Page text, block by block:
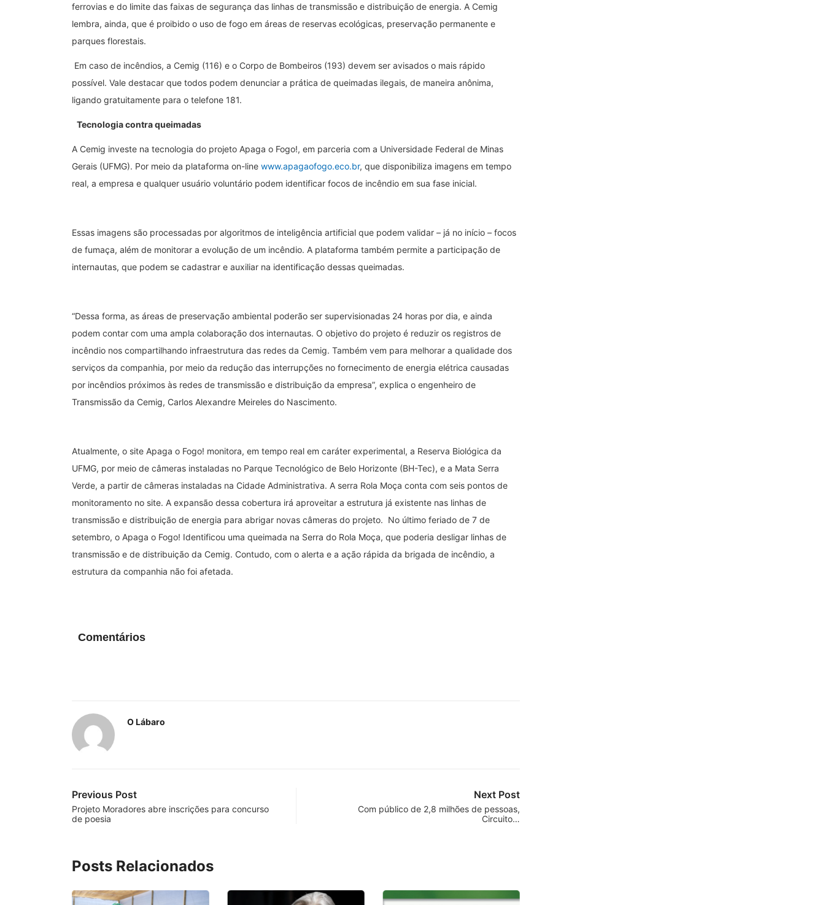
ferrovias e do limite das faixas de segurança das linhas de transmissão e distribuição de energia. A Cemig
lembra, ainda, que é proibido o uso de fogo em áreas de reservas ecológicas, preservação permanente e
parques florestais.
Em caso de incêndios, a Cemig (116) e o Corpo de Bombeiros (193) devem ser avisados o mais rápido
possível. Vale destacar que todos podem denunciar a prática de queimadas ilegais, de maneira anônima,
ligando gratuitamente para o telefone 181.
Tecnologia contra queimadas
A Cemig investe na tecnologia do projeto Apaga o Fogo!, em parceria com a Universidade Federal de Minas
Gerais (UFMG). Por meio da plataforma on-line www.apagaofogo.eco.br, que disponibiliza imagens em tempo
real, a empresa e qualquer usuário voluntário podem identificar focos de incêndio em sua fase inicial.
Essas imagens são processadas por algoritmos de inteligência artificial que podem validar – já no início – focos
de fumaça, além de monitorar a evolução de um incêndio. A plataforma também permite a participação de
internautas, que podem se cadastrar e auxiliar na identificação dessas queimadas.
“Dessa forma, as áreas de preservação ambiental poderão ser supervisionadas 24 horas por dia, e ainda
podem contar com uma ampla colaboração dos internautas. O objetivo do projeto é reduzir os registros de
incêndio nos compartilhando infraestrutura das redes da Cemig. Também vem para melhorar a qualidade dos
serviços da companhia, por meio da redução das interrupções no fornecimento de energia elétrica causadas
por incêndios próximos às redes de transmissão e distribuição da empresa”, explica o engenheiro de
Transmissão da Cemig, Carlos Alexandre Meireles do Nascimento.
Atualmente, o site Apaga o Fogo! monitora, em tempo real em caráter experimental, a Reserva Biológica da
UFMG, por meio de câmeras instaladas no Parque Tecnológico de Belo Horizonte (BH-Tec), e a Mata Serra
Verde, a partir de câmeras instaladas na Cidade Administrativa. A serra Rola Moça conta com seis pontos de
monitoramento no site. A expansão dessa cobertura irá aproveitar a estrutura já existente nas linhas de
transmissão e distribuição de energia para abrigar novas câmeras do projeto. No último feriado de 7 de
setembro, o Apaga o Fogo! Identificou uma queimada na Serra do Rola Moça, que poderia desligar linhas de
transmissão e de distribuição da Cemig. Contudo, com o alerta e a ação rápida da brigada de incêndio, a
estrutura da companhia não foi afetada.
Comentários
O Lábaro
Previous Post
Projeto Moradores abre inscrições para concurso
de poesia
Next Post
Com público de 2,8 milhões de pessoas,
Circuito…
Posts Relacionados